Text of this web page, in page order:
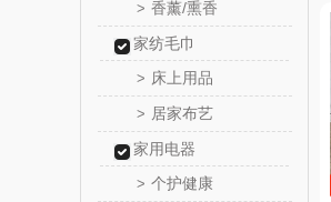
> 香薰/熏香
家纺毛巾
> 床上用品
> 居家布艺
家用电器
> 个护健康